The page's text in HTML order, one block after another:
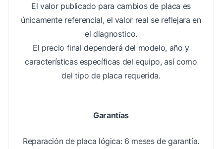
El valor publicado para cambios de placa es
únicamente referencial, el valor real se reflejara en
el diagnostico.
El precio final dependerá del modelo, año y
características específicas del equipo, así como
del tipo de placa requerida.
Garantías
Reparación de placa lógica: 6 meses de garantía.